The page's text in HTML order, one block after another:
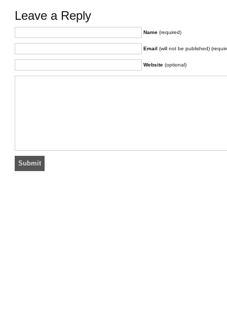
Leave a Reply
Name (required)
Email (will not be published)
Website (optional)